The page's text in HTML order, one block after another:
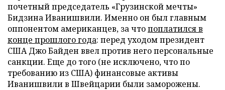
почетный председатель «Грузинской мечты»
Бидзина Иванишвили. Именно он был главным
оппонентом американцев, за чтопоплатился в
конце прошлого года: перед уходом президент
США Джо Байден ввел против него персональные
санкции. Еще до того (не исключено, что по
требованию из США) финансовые активы
Иванишвили в Швейцарии были заморожены.